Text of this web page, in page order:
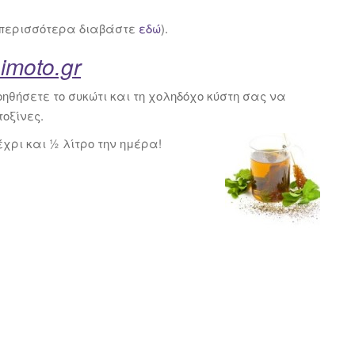
διαβάστε εδώ).
το συκώτι και τη χοληδόχο κύστη σας να
και ½ λίτρο την ημέρα!